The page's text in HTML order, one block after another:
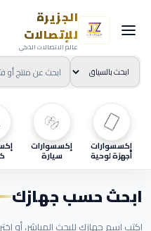
الجزيرة
للإتصالات
عالم الاتصالات الذكي
إكسسوارات
أجهزة لوحية
إكسسوارات
سيارة
ابحث حسب جهازك
اكتب اسم جهازك للبحث المباشر، أو